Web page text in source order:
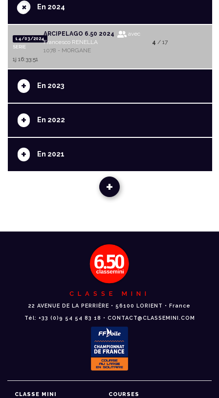
+En 2024
14/03/2024
SERIE
ARCIPELAGO 6.50 2024
avec
Francesco RENELLA
1078 - MORGANE
4 / 17
1j 16:33:51
+ En 2023
+ En 2022
+ En 2021
+
CLASSE MINI
22 AVENUE DE LA PERRIÈRE • 56100 LORIENT • France
Tél: +33 (0)9 54 54 83 18 • CONTACT@CLASSEMINI.COM
CLASSE MINI COURSES